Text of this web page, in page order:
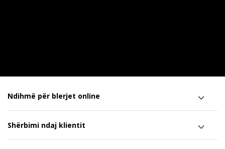
Ndihmë për blerjet online
Shërbimi ndaj klientit